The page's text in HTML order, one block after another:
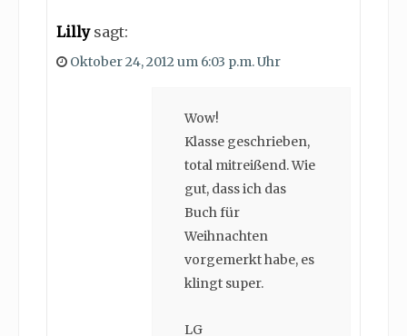
Lilly sagt:
Oktober 24, 2012 um 6:03 p.m. Uhr
Wow!
Klasse geschrieben,
total mitreißend. Wie
gut, dass ich das
Buch für
Weihnachten
vorgemerkt habe, es
klingt super.
LG